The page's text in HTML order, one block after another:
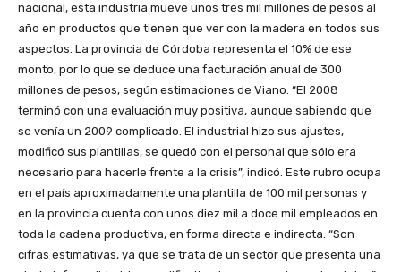
nacional, esta industria mueve unos tres mil millones de pesos al
año en productos que tienen que ver con la madera en todos sus
aspectos. La provincia de Córdoba representa el 10% de ese
monto, por lo que se deduce una facturación anual de 300
millones de pesos, según estimaciones de Viano. “El 2008
terminó con una evaluación muy positiva, aunque sabiendo que
se venía un 2009 complicado. El industrial hizo sus ajustes,
modificó sus plantillas, se quedó con el personal que sólo era
necesario para hacerle frente a la crisis”, indicó. Este rubro ocupa
en el país aproximadamente una plantilla de 100 mil personas y
en la provincia cuenta con unos diez mil a doce mil empleados en
toda la cadena productiva, en forma directa e indirecta. “Son
cifras estimativas, ya que se trata de un sector que presenta una